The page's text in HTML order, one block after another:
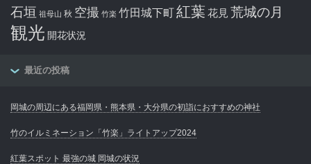
石垣 祖母山 秋 空撮 竹楽 竹田城下町紅葉 花見 荒城の月
観光 開花状況
最近の投稿
岡城の周辺にある福岡県・熊本県・大分県の初詣におすすめの神社
竹のイルミネーション「竹楽」ライトアップ2024
紅葉スポット 最強の城 岡城の状況